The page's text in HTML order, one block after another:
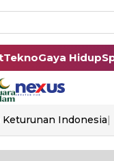
TeknoGaya Hidup
Keturunan Indonesia